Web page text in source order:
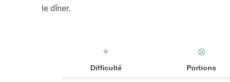
le dîner.
★
Difficulté
⨂
Portions